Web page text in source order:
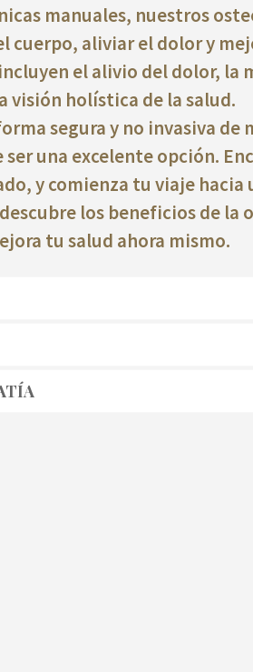
manuales, nuestros
cuerpo, aliviar el dolor y
el alivio del dolor, la
visión holística de la salud.
segura y no invasiva de
una excelente opción.
y comienza tu viaje hacia
los beneficios de la
tu salud ahora mismo.